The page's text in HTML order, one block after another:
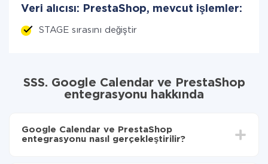
Veri alıcısı: PrestaShop, mevcut işlemler:
STAGE sırasını değiştir
SSS. Google Calendar ve PrestaShop
entegrasyonu hakkında
Google Calendar ve PrestaShop
entegrasyonu nasıl gerçekleştirilir?